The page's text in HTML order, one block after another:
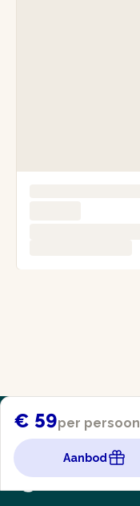
€ 59per persoon
Aanbod